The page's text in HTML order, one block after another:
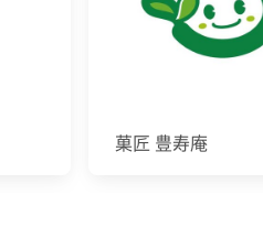
菓匠 豊寿庵